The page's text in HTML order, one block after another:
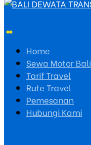
Home
Sewa Motor Bali
Tarif Travel
Rute Travel
Pemesanan
Hubungi Kami